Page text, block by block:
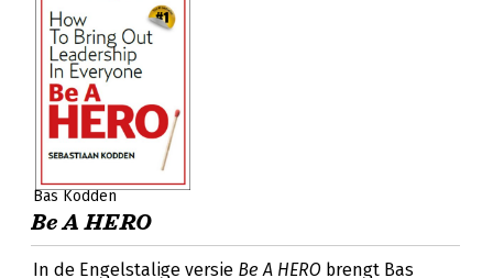
Bas Kodden
Be A HERO
In de Engelstalige versie Be A HERO brengt Bas